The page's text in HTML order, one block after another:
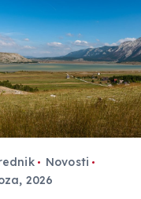
Novosti
2026